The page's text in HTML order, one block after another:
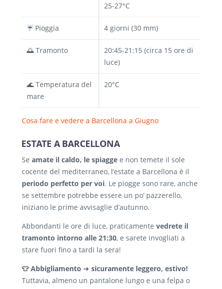
25-27°C
☔ Pioggia 4 giorni (30 mm)
🌅 Tramonto
20:45-21:15 (circa 15 ore di
luce)
🌊 Temperatura del
mare
20°C
Cosa fare e vedere a Barcellona a Giugno
ESTATE A BARCELLONA
Se amate il caldo, le spiagge e non temete il sole
cocente del mediterraneo, l’estate a Barcellona è il
periodo perfetto per voi. Le piogge sono rare, anche
se settembre potrebbe essere un po’ pazzerello,
iniziano le prime avvisaglie d’autunno.
Abbondanti le ore di luce, praticamente vedrete il
tramonto intorno alle 21:30, e sarete invogliati a
stare fuori fino a tardi la sera!
👕 Abbigliamento ➜ sicuramente leggero, estivo!
Tuttavia, almeno un pantalone lungo e una felpa o